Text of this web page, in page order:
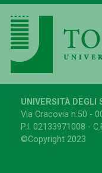
UNIVERSITÀ DEGLI
Via Cracovia n.50 -
P.I. 02133971008 -
©Copyright 2023